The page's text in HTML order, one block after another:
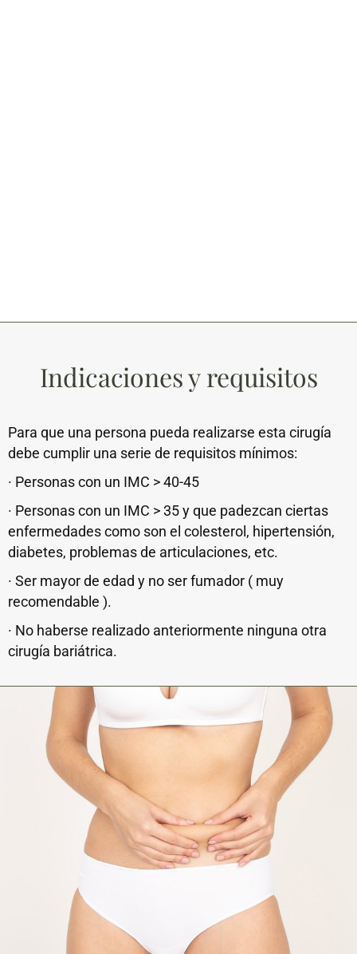
Indicaciones y requisitos
Para que una persona pueda realizarse esta cirugía
debe cumplir una serie de requisitos mínimos:
· Personas con un IMC > 40-45
· Personas con un IMC > 35 y que padezcan ciertas
enfermedades como son el colesterol, hipertensión,
diabetes, problemas de articulaciones, etc.
· Ser mayor de edad y no ser fumador ( muy
recomendable ).
· No haberse realizado anteriormente ninguna otra
cirugía bariátrica.